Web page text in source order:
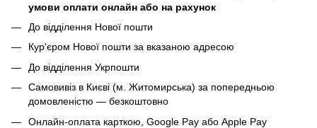
умови оплати онлайн або на рахунок
До відділення Нової пошти
Кур'єром Нової пошти за вказаною адресою
До відділення Укрпошти
Самовивіз в Києві (м. Житомирська) за попередньою
домовленістю — безкоштовно
Онлайн-оплата карткою, Google Pay або Apple Pay